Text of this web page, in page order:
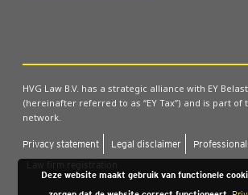
HVG Law B.V. has a strategic alliance with EY
(hereinafter referred to as “EY Tax”) and is part of
network.
Pri­va­cy sta­te­ment Legal dis­clai­mer
Deze website maakt gebruik van functionele